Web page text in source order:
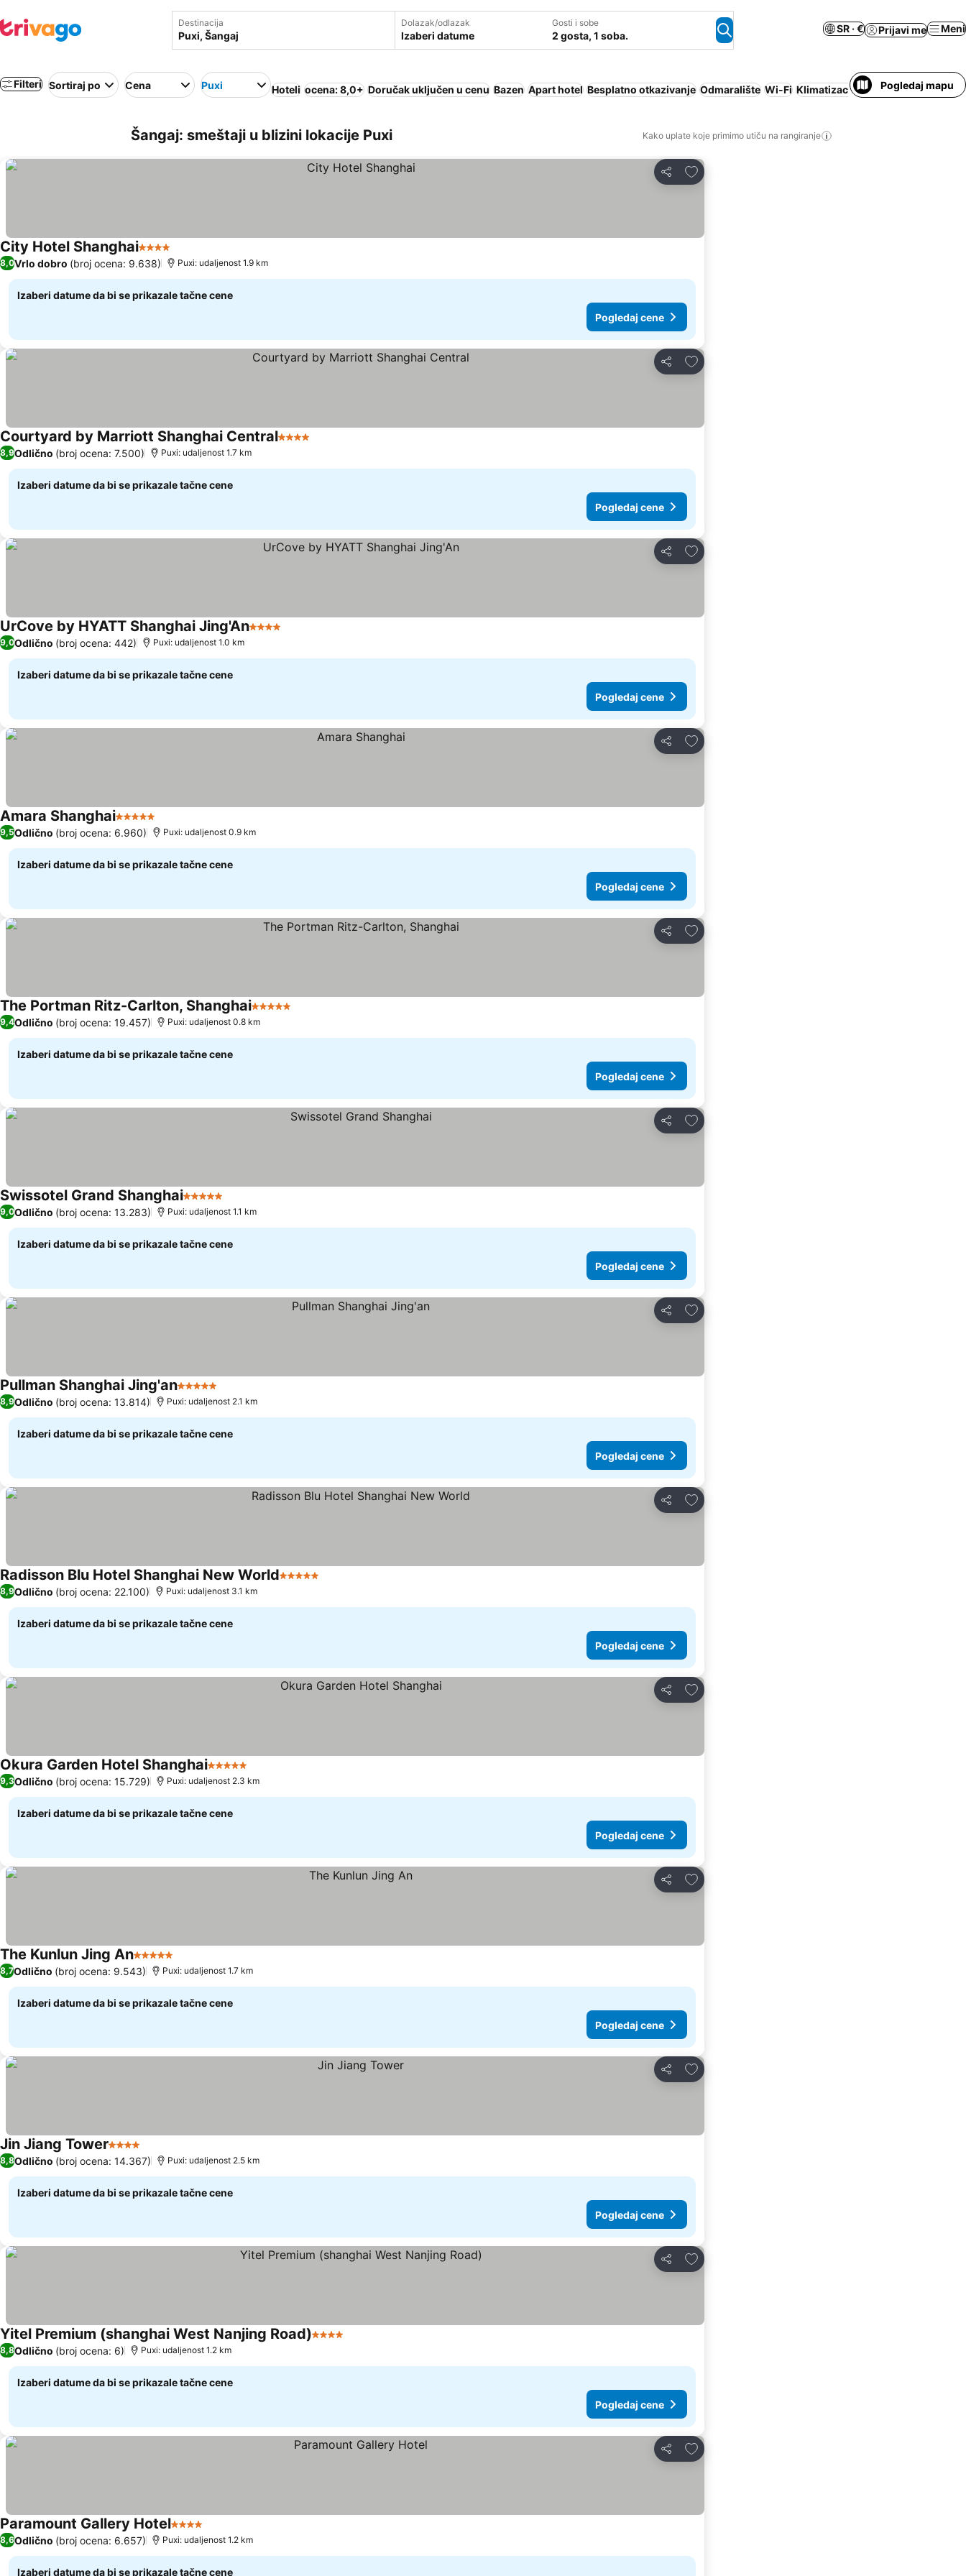
Destinacija Dolazak/odlazak
Izaberi datume
Gosti i sobe
2 gosta, 1 soba.
SR · € Prijavi me Meni
Filteri Sortiraj po Cena Puxi Hoteli ocena: 8,0+ Doručak uključen u cenu Bazen Apart hotel Besplatno otkazivanje Odmaralište Wi-Fi Klimatizacija Luksuzni Nije
Pogledaj mapu
Šangaj: smeštaji u blizini lokacije Puxi Kako uplate koje primimo utiču na rangiranje
Deli
Dodati u favorite
City Hotel Shanghai4 Zvezdice
8,0Vrlo dobro (broj ocena: 9.638) Puxi: udaljenost 1.9 km
Izaberi datume da bi se prikazale tačne cene
Pogledaj cene
Deli
Dodati u favorite
Courtyard by Marriott Shanghai Central4 Zvezdice
8,9Odlično (broj ocena: 7.500) Puxi: udaljenost 1.7 km
Izaberi datume da bi se prikazale tačne cene
Pogledaj cene
Deli
Dodati u favorite
UrCove by HYATT Shanghai Jing'An4 Zvezdice
9,0Odlično (broj ocena: 442) Puxi: udaljenost 1.0 km
Izaberi datume da bi se prikazale tačne cene
Pogledaj cene
Deli
Dodati u favorite
Amara Shanghai5 Zvezdice
9,5Odlično (broj ocena: 6.960) Puxi: udaljenost 0.9 km
Izaberi datume da bi se prikazale tačne cene
Pogledaj cene
Deli
Dodati u favorite
The Portman Ritz-Carlton, Shanghai5 Zvezdice
9,4Odlično (broj ocena: 19.457) Puxi: udaljenost 0.8 km
Izaberi datume da bi se prikazale tačne cene
Pogledaj cene
Deli
Dodati u favorite
Swissotel Grand Shanghai5 Zvezdice
9,0Odlično (broj ocena: 13.283) Puxi: udaljenost 1.1 km
Izaberi datume da bi se prikazale tačne cene
Pogledaj cene
Deli
Dodati u favorite
Pullman Shanghai Jing'an5 Zvezdice
8,9Odlično (broj ocena: 13.814) Puxi: udaljenost 2.1 km
Izaberi datume da bi se prikazale tačne cene
Pogledaj cene
Deli
Dodati u favorite
Radisson Blu Hotel Shanghai New World5 Zvezdice
8,9Odlično (broj ocena: 22.100) Puxi: udaljenost 3.1 km
Izaberi datume da bi se prikazale tačne cene
Pogledaj cene
Deli
Dodati u favorite
Okura Garden Hotel Shanghai5 Zvezdice
9,3Odlično (broj ocena: 15.729) Puxi: udaljenost 2.3 km
Izaberi datume da bi se prikazale tačne cene
Pogledaj cene
Deli
Dodati u favorite
The Kunlun Jing An5 Zvezdice
8,7Odlično (broj ocena: 9.543) Puxi: udaljenost 1.7 km
Izaberi datume da bi se prikazale tačne cene
Pogledaj cene
Deli
Dodati u favorite
Jin Jiang Tower4 Zvezdice
8,8Odlično (broj ocena: 14.367) Puxi: udaljenost 2.5 km
Izaberi datume da bi se prikazale tačne cene
Pogledaj cene
Deli
Dodati u favorite
Yitel Premium (shanghai West Nanjing Road)4 Zvezdice
8,8Odlično (broj ocena: 6) Puxi: udaljenost 1.2 km
Izaberi datume da bi se prikazale tačne cene
Pogledaj cene
Deli
Dodati u favorite
Paramount Gallery Hotel4 Zvezdice
8,6Odlično (broj ocena: 6.657) Puxi: udaljenost 1.2 km
Izaberi datume da bi se prikazale tačne cene